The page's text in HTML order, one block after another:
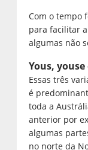
Com o tempo
para facilitar
algumas não
Yous, youse
Essas três
é
toda a
anterior por
algumas
no norte da